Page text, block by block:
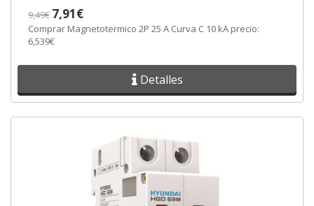
9,49€ 7,91€
Comprar Magnetotermico 2P 25 A Curva C 10 kA precio:
6,539€
Detalles